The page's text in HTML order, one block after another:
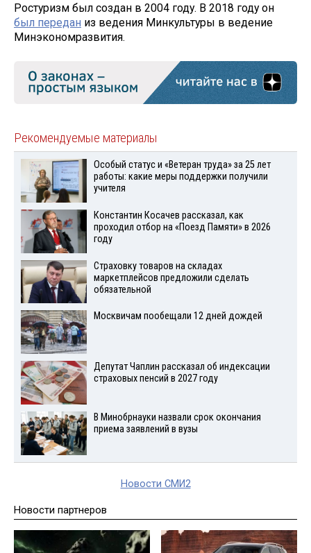
Ростуризм был создан в 2004 году. В 2018 году он
был передан из ведения Минкультуры в ведение
Минэкономразвития.
Рекомендуемые материалы
Особый статус и «Ветеран труда» за 25 лет
работы: какие меры поддержки получили
учителя
Константин Косачев рассказал, как
проходил отбор на «Поезд Памяти» в 2026
году
Страховку товаров на складах
маркетплейсов предложили сделать
обязательной
Москвичам пообещали 12 дней дождей
Депутат Чаплин рассказал об индексации
страховых пенсий в 2027 году
В Минобрнауки назвали срок окончания
приема заявлений в вузы
Новости СМИ2
Новости партнеров